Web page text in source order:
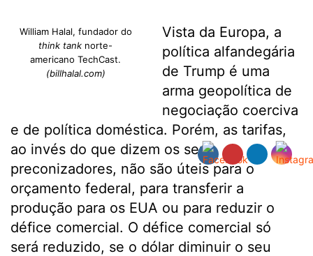
William Halal, fundador do
think tank norte-
americano TechCast.
(billhalal.com)
Vista da Europa, a
política alfandegária
de Trump é uma
arma geopolítica de
negociação coerciva
e de política doméstica. Porém, as tarifas,
ao invés do que dizem os seus
preconizadores, não são úteis para o
orçamento federal, para transferir a
produção para os EUA ou para reduzir o
défice comercial. O défice comercial só
será reduzido, se o dólar diminuir o seu